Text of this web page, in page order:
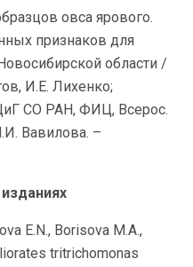
овса ярового.
признаков для
области /
И.Е. Лихенко;
СО РАН, ФИЦ, Всерос.
Вавилова. –
E.N., Borisova M.A.,
tritrichomonas